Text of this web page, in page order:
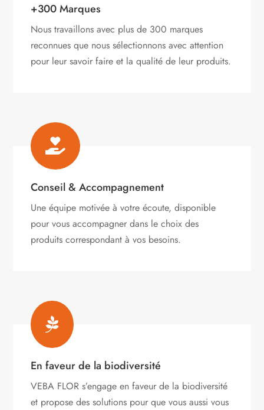
+300 Marques
Nous travaillons avec plus de 300 marques
reconnues que nous sélectionnons avec attention
pour leur savoir faire et la qualité de leur produits.

Conseil & Accompagnement
Une équipe motivée à votre écoute, disponible
pour vous accompagner dans le choix des
produits correspondant à vos besoins.

En faveur de la biodiversité
VEBA FLOR s’engageen faveur de la biodiversité
et propose des solutions pour que vous aussi vous